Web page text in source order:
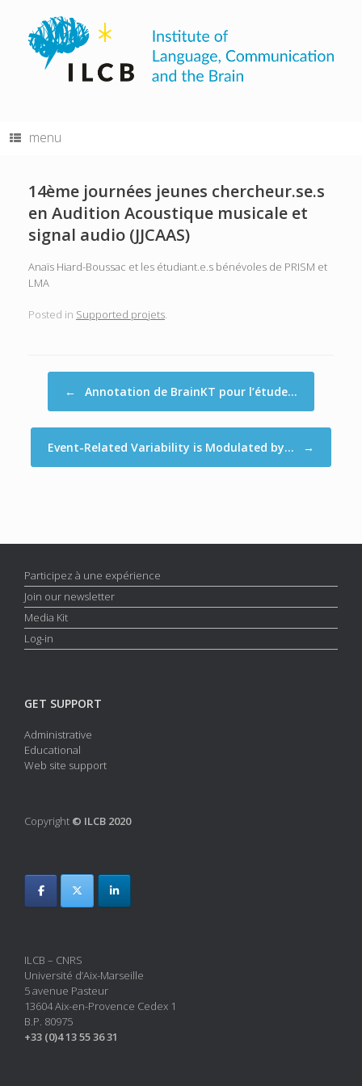
content
menu
14ème journées jeunes chercheur.se.s
en Audition Acoustique musicale et
signal audio (JJCAAS)
Anaïs Hiard-Boussac et les étudiant.e.s bénévoles de PRISM et
LMA
Posted in Supported projets.
Post navigation
← Annotation de BrainKT pour l’étude…
Event-Related Variability is Modulated by… →
Participez à une expérience
Join our newsletter
Media Kit
Log-in
GET SUPPORT
Administrative
Educational
Web site support
Copyright © ILCB 2020
ILCB – CNRS
Université d’Aix-Marseille
5 avenue Pasteur
13604 Aix-en-Provence Cedex 1
B.P. 80975
+33 (0)4 13 55 36 31